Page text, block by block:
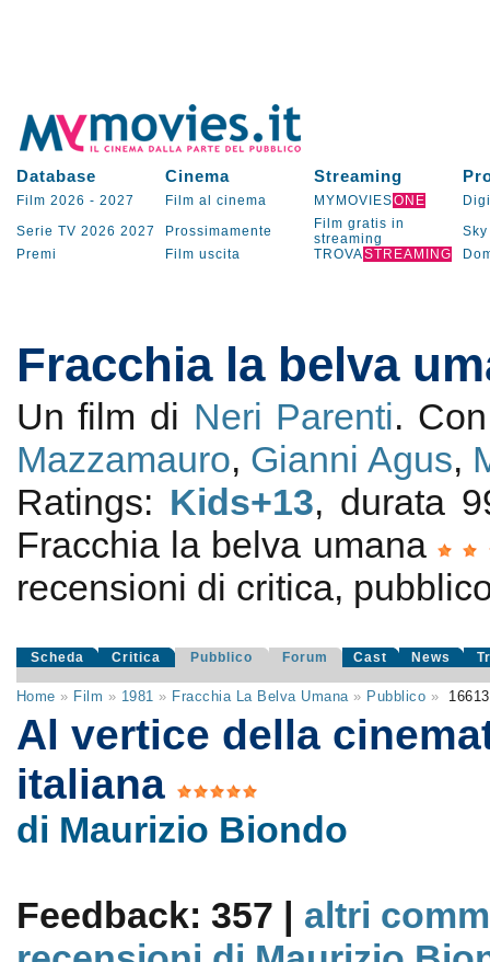
Database Cinema Streaming
Film 2026 - 2027 Film al cinema MYMOVIESONE
Serie TV 2026 2027 Prossimamente
Film gratis in
streaming
Sky
Premi
Film uscita TROVASTREAMING
Fracchia la belva
Un film di Neri Parenti.
Mazzamauro, Gianni Agus,
Ratings: Kids+13, durata
Fracchia la belva umana
recensioni di critica,
Scheda Critica Pubblico Forum Cast News
Home » Film » 1981 » Fracchia La Belva Umana» Pubblico »
Al vertice della
italiana
di Maurizio Biondo
Feedback: 357 | altri